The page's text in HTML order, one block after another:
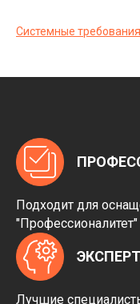
Системные требования
Подходит для
"Профессионалитет"
Лучшие